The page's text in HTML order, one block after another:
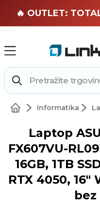
🏄
🔥 OUTLET:
Informatika
Laptop
FX607VU-
16GB, 1TB
RTX 4050, 16"
bez